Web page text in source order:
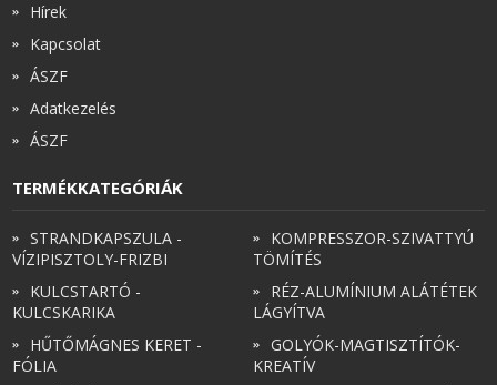
Hírek
Kapcsolat
ÁSZF
Adatkezelés
ÁSZF
TERMÉKKATEGÓRIÁK
STRANDKAPSZULA -
VÍZIPISZTOLY-FRIZBI
KULCSTARTÓ -
KULCSKARIKA
HŰTŐMÁGNES KERET -
FÓLIA
KOMPRESSZOR-SZIVATTYÚ
TÖMÍTÉS
RÉZ-ALUMÍNIUM ALÁTÉTEK
LÁGYÍTVA
GOLYÓK-MAGTISZTÍTÓK-
KREATÍV